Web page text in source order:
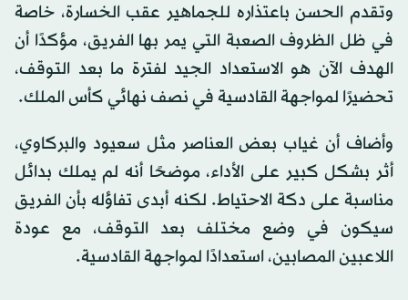
وتقدم الحسن باعتذاره للجماهير عقب الخسارة، خاصة
في ظل الظروف الصعبة التي يمر بها الفريق، مؤكدًا أن
الهدف الآن هو الاستعداد الجيد لفترة ما بعد التوقف،
تحضيرًا لمواجهة القادسية في نصف نهائي كأس الملك.
وأضاف أن غياب بعض العناصر مثل سعيود والبركاوي،
أثر بشكل كبير على الأداء، موضحًا أنه لم يملك بدائل
مناسبة على دكة الاحتياط. لكنه أبدى تفاؤله بأن الفريق
سيكون في وضع مختلف بعد التوقف، مع عودة
اللاعبين المصابين، استعدادًا لمواجهة القادسية.